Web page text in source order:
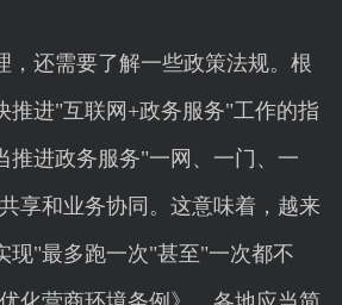
，还需要了解一些政策法规。根
推进"互联网+政务服务"工作的指
推进政务服务"一网、一门、一
享和业务协同。这意味着，越来
现"最多跑一次"甚至"一次都不